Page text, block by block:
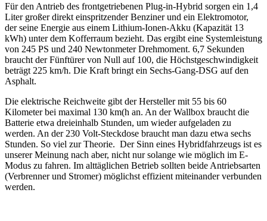
Für den Antrieb des frontgetriebenen Plug-in-Hybrid sorgen ein 1,4
Liter großer direkt einspritzender Benziner und ein Elektromotor,
der seine Energie aus einem Lithium-Ionen-Akku (Kapazität 13
kWh) unter dem Kofferraum bezieht. Das ergibt eine Systemleistung
von 245 PS und 240 Newtonmeter Drehmoment. 6,7 Sekunden
braucht der Fünftürer von Null auf 100, die Höchstgeschwindigkeit
beträgt 225 km/h. Die Kraft bringt ein Sechs-Gang-DSG auf den
Asphalt.
Die elektrische Reichweite gibt der Hersteller mit 55 bis 60
Kilometer bei maximal 130 km(h an. An der Wallbox braucht die
Batterie etwa dreieinhalb Stunden, um wieder aufgeladen zu
werden. An der 230 Volt-Steckdose braucht man dazu etwa sechs
Stunden. So viel zur Theorie. Der Sinn eines Hybridfahrzeugs ist es
unserer Meinung nach aber, nicht nur solange wie möglich im E-
Modus zu fahren. Im alttäglichen Betrieb sollten beide Antriebsarten
(Verbrenner und Stromer) möglichst effizient miteinander verbunden
werden.